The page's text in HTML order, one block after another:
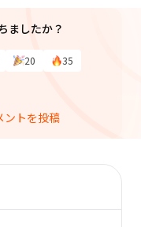
ましたか？
20
35
ントを投稿